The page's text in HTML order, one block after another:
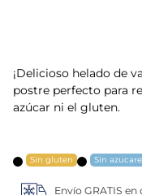
¡Delicioso helado de
postre perfecto para
azúcar ni el gluten.
Sin gluten Sin
Envío GRATIS
croquetas
8. gambon